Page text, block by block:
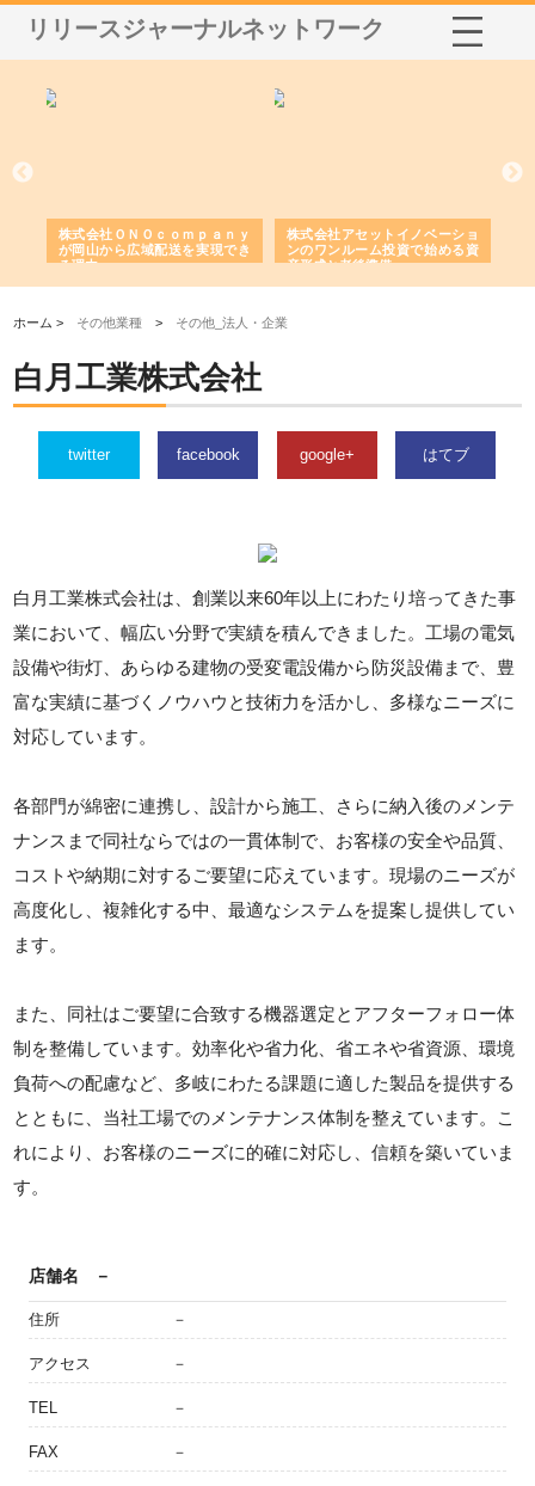
リリースジャーナルネットワーク
株式会社ＯＮＯｃｏｍｐａｎｙ
が岡山から広域配送を実現でき
る理由
株式会社アセットイノベーショ
ンのワンルーム投資で始める資
産形成と老後準備
ホーム > その他業種 > その他_法人・企業
白月工業株式会社
twitter facebook google+ はてブ
白月工業株式会社は、創業以来60年以上にわたり培ってきた事
業において、幅広い分野で実績を積んできました。工場の電気
設備や街灯、あらゆる建物の受変電設備から防災設備まで、豊
富な実績に基づくノウハウと技術力を活かし、多様なニーズに
対応しています。
各部門が綿密に連携し、設計から施工、さらに納入後のメンテ
ナンスまで同社ならではの一貫体制で、お客様の安全や品質、
コストや納期に対するご要望に応えています。現場のニーズが
高度化し、複雑化する中、最適なシステムを提案し提供してい
ます。
また、同社はご要望に合致する機器選定とアフターフォロー体
制を整備しています。効率化や省力化、省エネや省資源、環境
負荷への配慮など、多岐にわたる課題に適した製品を提供する
とともに、当社工場でのメンテナンス体制を整えています。こ
れにより、お客様のニーズに的確に対応し、信頼を築いていま
す。
店舗名 －
住所 －
アクセス －
TEL －
FAX －